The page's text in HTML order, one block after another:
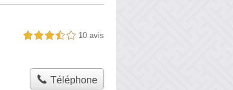
3,5 étoiles sur 5 10 avis
Téléphone